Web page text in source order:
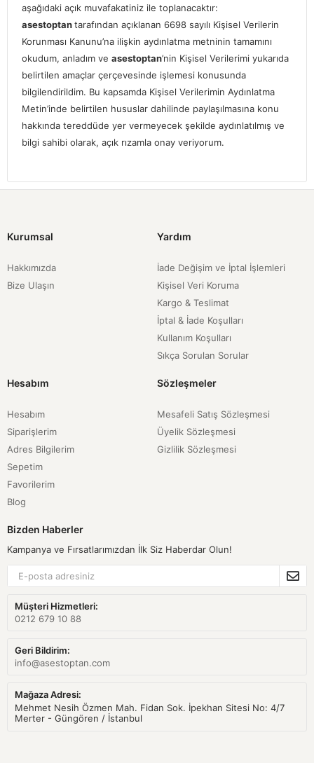
aşağıdaki açık muvafakatiniz ile toplanacaktır:
asestoptantarafından açıklanan 6698 sayılı Kişisel Verilerin
Korunması Kanunu’na ilişkin aydınlatma metninin tamamını
okudum, anladım ve asestoptan’nin Kişisel Verilerimi yukarıda
belirtilen amaçlar çerçevesinde işlemesi konusunda
bilgilendirildim. Bu kapsamda Kişisel Verilerimin Aydınlatma
Metin’inde belirtilen hususlar dahilinde paylaşılmasına konu
hakkında tereddüde yer vermeyecek şekilde aydınlatılmış ve
bilgi sahibi olarak, açık rızamla onay veriyorum.
Kurumsal
Hakkımızda
Bize Ulaşın
Yardım
İade Değişim ve İptal İşlemleri
Kişisel Veri Koruma
Kargo & Teslimat
İptal & İade Koşulları
Kullanım Koşulları
Sıkça Sorulan Sorular
Hesabım
Hesabım
Siparişlerim
Adres Bilgilerim
Sepetim
Favorilerim
Blog
Sözleşmeler
Mesafeli Satış Sözleşmesi
Üyelik Sözleşmesi
Gizlilik Sözleşmesi
Bizden Haberler
Kampanya ve Fırsatlarımızdan İlk Siz Haberdar Olun!
Müşteri Hizmetleri:
0212 679 10 88
Geri Bildirim:
info@asestoptan.com
Mağaza Adresi:
Mehmet Nesih Özmen Mah. Fidan Sok. İpekhan Sitesi No: 4/7
Merter - Güngören / İstanbul